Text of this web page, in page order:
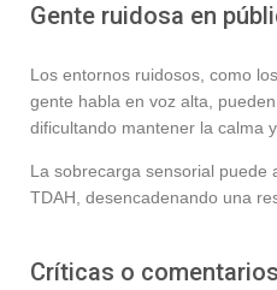
Gente ruidosa en
Los entornos ruidosos, como
gente habla en voz alta,
dificultando mantener la calma
La sobrecarga sensorial puede
TDAH, desencadenando una
Críticas o